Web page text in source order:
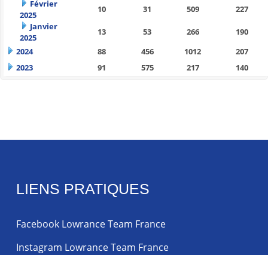
Février
2025
10 31 509
227
Janvier
2025
13 53 266
190
2024
88 456 1012
207
2023
91 575 217 140
LIENS PRATIQUES
Facebook Lowrance Team France
Instagram Lowrance Team France